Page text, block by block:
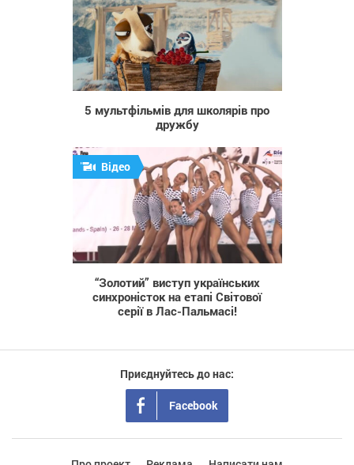
5 мультфільмів для школярів про
дружбу
556
Відео
“Золотий” виступ українських
синхроністок на етапі Світової
серії в Лас-Пальмасі!
Приєднуйтесь до нас:
Facebook